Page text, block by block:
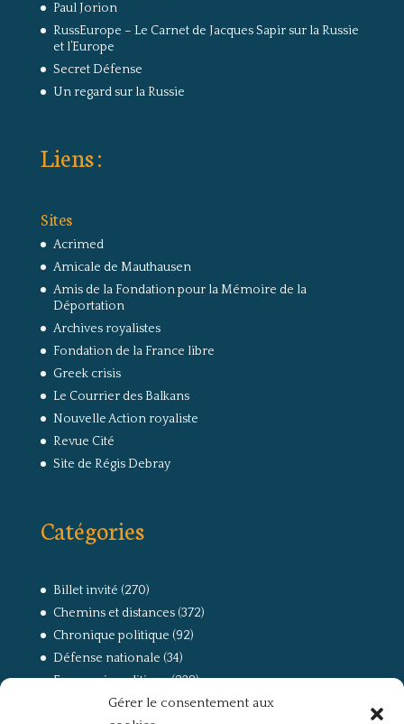
Gérer le consentement aux
Paul Jorion
RussEurope – Le Carnet de Jacques Sapir sur la Russie
et l’Europe
Secret Défense
Un regard sur la Russie
Liens :
Sites
Acrimed
Amicale de Mauthausen
Amis de la Fondation pour la Mémoire de la
Déportation
Archives royalistes
Fondation de la France libre
Greek crisis
Le Courrier des Balkans
Nouvelle Action royaliste
Revue Cité
Site de Régis Debray
Catégories
Billet invité (270)
Chemins et distances(372)
Chronique politique (92)
Défense nationale (34)
Economie politique(238)
(168)